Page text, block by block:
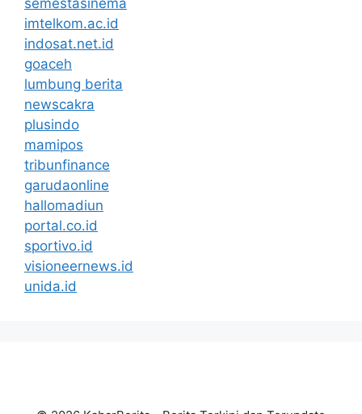
semestasinema
imtelkom.ac.id
indosat.net.id
goaceh
lumbung berita
newscakra
plusindo
mamipos
tribunfinance
garudaonline
hallomadiun
portal.co.id
sportivo.id
visioneernews.id
unida.id